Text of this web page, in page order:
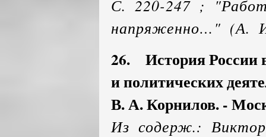
С. 220-247 ;
напряженно…" (А.
26. История России
и политических
В. А. Корнилов. -
Из содерж.: